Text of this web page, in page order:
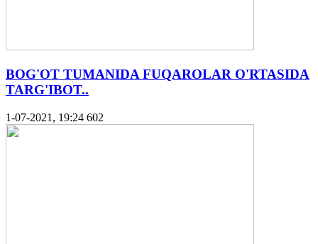
BOG'OT TUMANIDA FUQAROLAR O'RTASIDA
TARG'IBOT..
1-07-2021, 19:24 602